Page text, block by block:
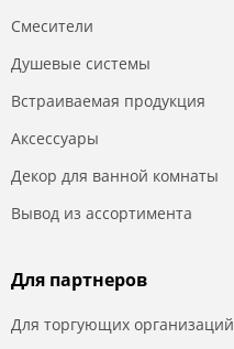
Смесители
Душевые системы
Встраиваемая продукция
Аксессуары
Декор для ванной комнаты
Вывод из ассортимента
Для партнеров
Для торгующих организаций